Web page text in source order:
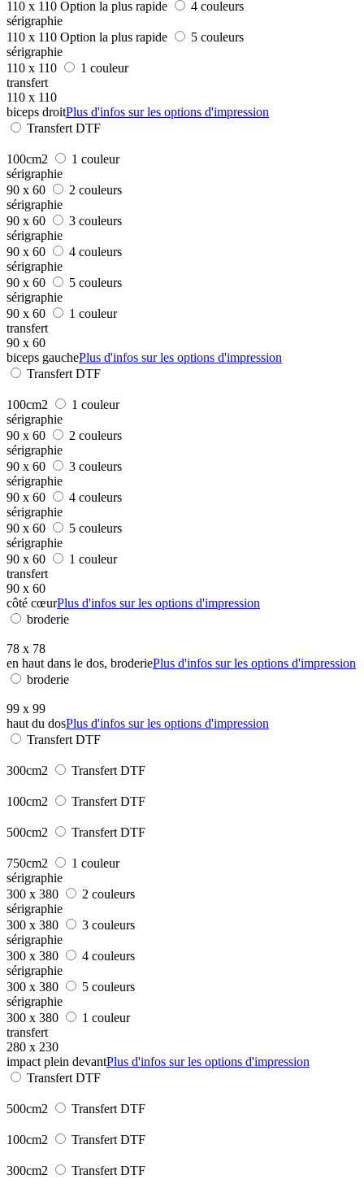
110 x 110 Option la plus rapide
4 couleurs
sérigraphie
110 x 110 Option la plus rapide
5 couleurs
sérigraphie
110 x 110
1 couleur
transfert
110 x 110
biceps droitPlus d'infos sur les options d'impression
Transfert DTF
100cm2
1 couleur
sérigraphie
90 x 60
2 couleurs
sérigraphie
90 x 60
3 couleurs
sérigraphie
90 x 60
4 couleurs
sérigraphie
90 x 60
5 couleurs
sérigraphie
90 x 60
1 couleur
transfert
90 x 60
biceps gauchePlus d'infos sur les options d'impression
Transfert DTF
100cm2
1 couleur
sérigraphie
90 x 60
2 couleurs
sérigraphie
90 x 60
3 couleurs
sérigraphie
90 x 60
4 couleurs
sérigraphie
90 x 60
5 couleurs
sérigraphie
90 x 60
1 couleur
transfert
90 x 60
côté cœurPlus d'infos sur les options d'impression
broderie
78 x 78
en haut dans le dos, broderiePlus d'infos sur les options d'impression
broderie
99 x 99
haut du dosPlus d'infos sur les options d'impression
Transfert DTF
300cm2 Transfert DTF
100cm2 Transfert DTF
500cm2 Transfert DTF
750cm2
1 couleur
sérigraphie
300 x 380
2 couleurs
sérigraphie
300 x 380
3 couleurs
sérigraphie
300 x 380
4 couleurs
sérigraphie
300 x 380
5 couleurs
sérigraphie
300 x 380
1 couleur
transfert
280 x 230
impact plein devantPlus d'infos sur les options d'impression
Transfert DTF
500cm2 Transfert DTF
100cm2 Transfert DTF
300cm2 Transfert DTF